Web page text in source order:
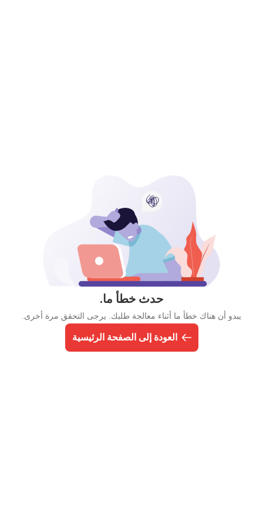
حدث خطأ ما.
يبدو أن هناك خطأ ما أثناء معالجة طلبك. يرجى التحقق مرة أخرى.
العودة إلى الصفحة الرئيسية